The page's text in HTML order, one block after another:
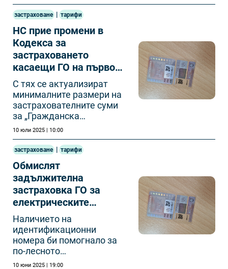
застраховане | тарифи
НС прие промени в
Кодекса за
застраховането
касаещи ГО на първо
четене
С тях се актуализират
минималните размери на
застрахователните суми
за „Гражданска
отговорност“.
10 юли 2025 | 10:00
застраховане | тарифи
Обмислят
задължителна
застраховка ГО за
електрическите
тротинетки у нас
Наличието на
идентификационни
номера би помогнало за
по-лесното
санкциониране на
10 юни 2025 | 19:00